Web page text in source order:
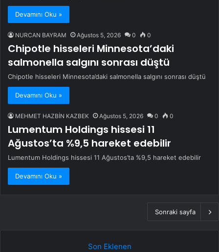
Devamını Oku »
NURCAN BAYRAM Ağustos 5, 2026 0 0
Chipotle hisseleri Minnesota’daki
salmonella salgını sonrası düştü
Chipotle hisseleri Minnesota’daki salmonella salgını sonrası düştü
Devamını Oku »
MEHMET HAZBİN KAZBEK Ağustos 5, 2026 0 0
Lumentum Holdings hissesi 11
Ağustos’ta %9,5 hareket edebilir
Lumentum Holdings hissesi 11 Ağustos’ta %9,5 hareket edebilir
Devamını Oku »
Sonraki sayfa
Son Eklenen